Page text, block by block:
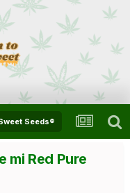
Seeds®
mi Red Pure